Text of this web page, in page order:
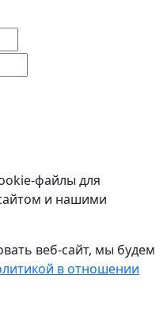
файлы для
и нашими
веб-сайт, мы будем
в отношении